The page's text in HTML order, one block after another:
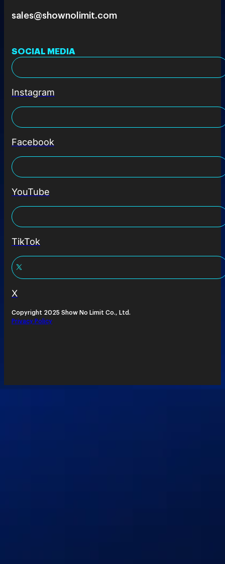
sales@shownolimit.com
SOCIAL MEDIA
Instagram
Facebook
YouTube
TikTok
X
Copyright 2025 Show No Limit Co., Ltd.
Privacy Policy